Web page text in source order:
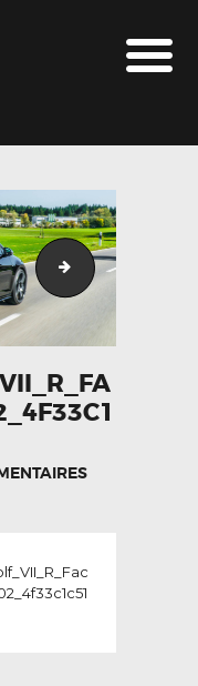
FRANCE
post: